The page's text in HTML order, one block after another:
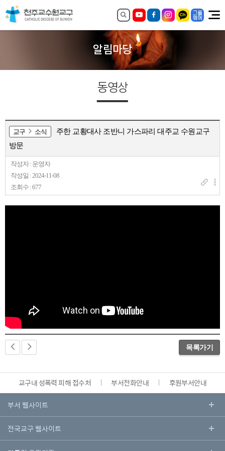
알림마당
동영상
교구 소식
주한 교황대사 조반니 가스파리 대주교 수원교구
방문
작성자 : 운영자
작성일 : 2024-11-08
조회수 : 677
목록가기
교구내 성폭력 피해 접수처 부서전화안내 후원부서안내